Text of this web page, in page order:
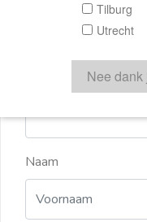
Door een bericht te
aanbieder of
Naam
Tilburg
Utrecht
Nee dank